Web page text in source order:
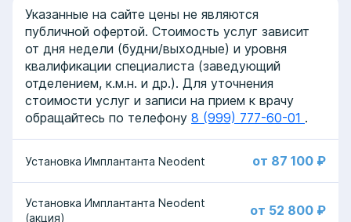
Указанные на сайте цены не являются
публичной офертой. Стоимость услуг зависит
от дня недели (будни/выходные) и уровня
квалификации специалиста (заведующий
отделением, к.м.н. и др.). Для уточнения
стоимости услуг и записи на прием к врачу
обращайтесь по телефону 8 (999) 777-60-01 .
Установка Имплантанта Neodent от 87 100 ₽
Установка Имплантанта Neodent
(акция)
от 52 800 ₽